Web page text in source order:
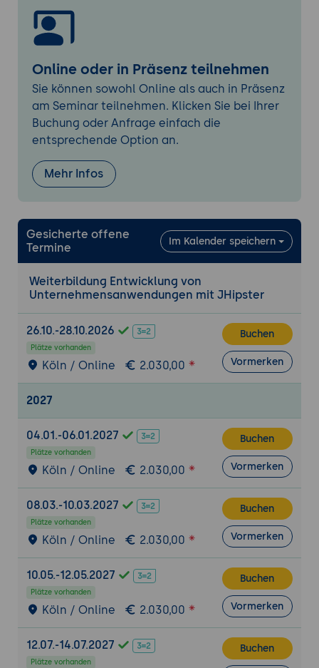
Erstes Projekt:
einer einfachen
z.B. eine Aufgabenverwaltung.
CRUD-Operationen:Implementierung von
CRUD-Operationen (Create, Read, Update,
Delete) für Geschäftsobjekte.
Generierung von Benutzeroberflächen:
dem Domänenmodell.
Layout-Anpassungen: Anpassung von
Layouts und Ansichten, um
benutzerfreundliche Oberflächen zu
erstellen.
Erweiterte Datenbankoperationen
Datenbankkonfiguration:
Einrichtung und
Konfiguration von
der Unterstützung von verschiedenen
Erweiterte Abfragen:
Nutzung von
erweiterten Abfragefunktionen,
einschließlich benutzerdefinierter
Microservices-Architektur
Anleitung
zur Erstellung von Microservice-
Anwendungen mit JHipster, einschließlich
der Nutzung von Spring Cloud.
Service Registry und API-Gateway:
Implementierung von Service Registry
(Eureka) und API-Gateway (Zuul) für die
Verwaltung von Microservices.
Online oder in Präsenz teilnehmen
Sie können sowohl Online als auch in Präsenz
am Seminar teilnehmen. Klicken Sie bei Ihrer
Buchung oder Anfrage einfach die
entsprechende Option an.
Mehr Infos
Gesicherte offene
Termine
Im Kalender speichern
Weiterbildung Entwicklung von
Unternehmensanwendungen mit JHipster
26.10.-28.10.2026
Plätze vorhanden
Köln / Online 2.030,00
Buchen
Vormerken
2027
04.01.-06.01.2027
Plätze vorhanden
Köln / Online 2.030,00
Buchen
Vormerken
08.03.-10.03.2027
Plätze vorhanden
Köln / Online 2.030,00
Buchen
Vormerken
10.05.-12.05.2027
Plätze vorhanden
Köln / Online 2.030,00
Buchen
Vormerken
12.07.-14.07.2027
Plätze vorhanden
Buchen